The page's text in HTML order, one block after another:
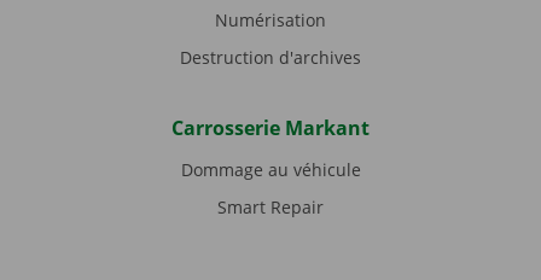
Numérisation
Destruction d'archives
Carrosserie Markant
Dommage au véhicule
Smart Repair